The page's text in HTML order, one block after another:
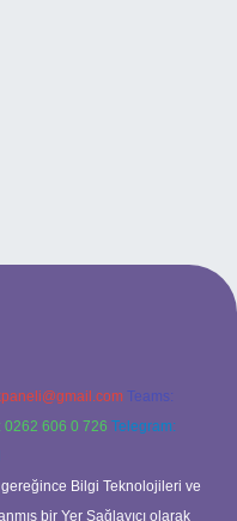
Teams:
0262 606 0 726 Telegram:
Bilgi Teknolojileri ve
bir Yer Sağlayıcı olarak